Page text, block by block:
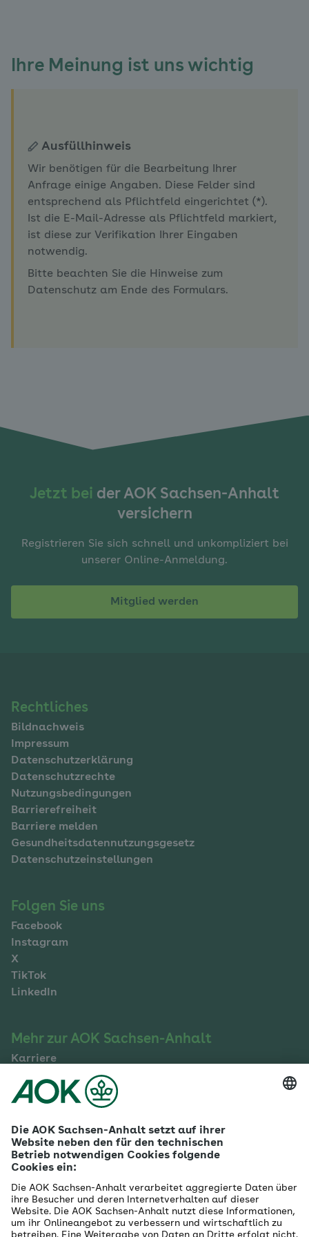
Ihre Meinung ist uns wichtig
Ausfüllhinweis
Wir benötigen für die Bearbeitung Ihrer
Anfrage einige Angaben. Diese Felder sind
entsprechend als Pflichtfeld eingerichtet (*).
Ist die E-Mail-Adresse als Pflichtfeld markiert,
ist diese zur Verifikation Ihrer Eingaben
notwendig.
Bitte beachten Sie die Hinweise zum
Datenschutz am Ende des Formulars.
Jetzt bei der AOK Sachsen-Anhalt
versichern
Registrieren Sie sich schnell und unkompliziert bei
unserer Online-Anmeldung.
Mitglied werden
Navigation
im
Fußbereich
Rechtliches
Bildnachweis
Impressum
Datenschutzerklärung
Datenschutzrechte
Nutzungsbedingungen
Barrierefreiheit
Barriere melden
Gesundheitsdatennutzungsgesetz
Datenschutzeinstellungen
Folgen Sie uns
Facebook
Instagram
X
TikTok
LinkedIn
Mehr zur AOK Sachsen-Anhalt
Karriere
Betriebliches Gesundheitsmanagement
Gesundheitspartner
Betreuer- & Bevollmächtigte
Die AOK - Wir über uns
Innovationsportal
Presse
Selbsthilfe